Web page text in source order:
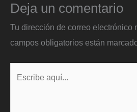
Deja un comentario
Tu dirección de correo electrónico
campos obligatorios están